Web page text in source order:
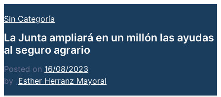
Sin Categoría
La Junta ampliará en un millón las ayudas
al seguro agrario
Posted on 16/08/2023
by Esther Herranz Mayoral